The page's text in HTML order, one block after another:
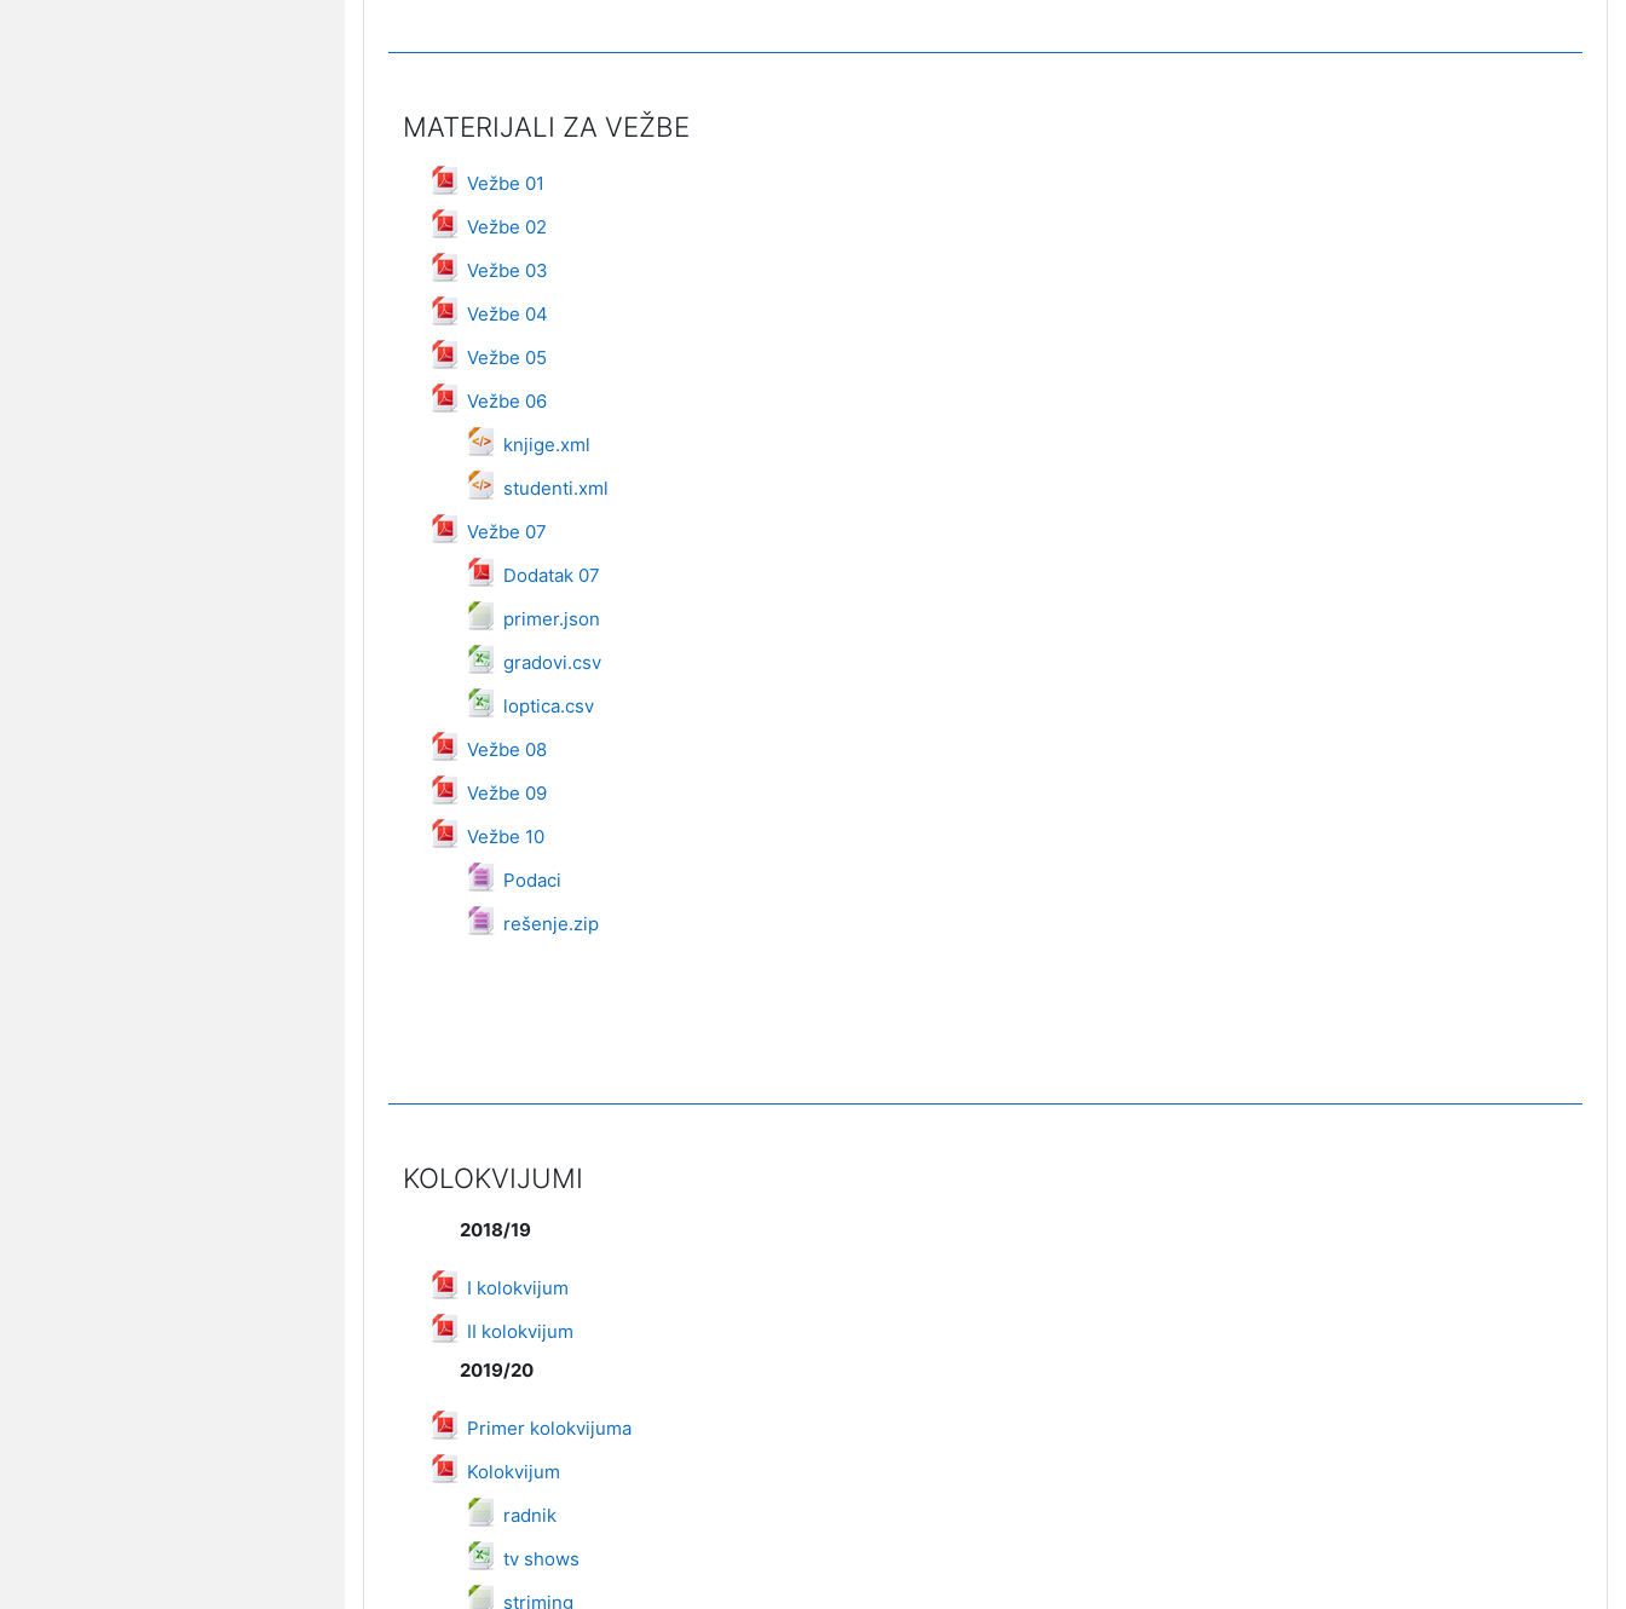
MATERIJALI ZA VEŽBE
Vežbe 01
Datoteka
Vežbe 02
Datoteka
Vežbe 03
Datoteka
Vežbe 04
Datoteka
Vežbe 05
Datoteka
Vežbe 06
Datoteka
knjige.xml
Datoteka
studenti.xml
Datoteka
Vežbe 07
Datoteka
Dodatak 07
Datoteka
primer.json
Datoteka
gradovi.csv
Datoteka
loptica.csv
Datoteka
Vežbe 08
Datoteka
Vežbe 09
Datoteka
Vežbe 10
Datoteka
Podaci
Datoteka
rešenje.zip
Datoteka
KOLOKVIJUMI
2018/19
I kolokvijum
Datoteka
II kolokvijum
Datoteka
2019/20
Primer kolokvijuma
Datoteka
Kolokvijum
Datoteka
radnik
Datoteka
tv shows
Datoteka
striming
Datoteka